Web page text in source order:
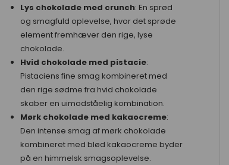
Lys chokolade med crunch: En sprød
og smagfuld oplevelse, hvor det sprøde
element fremhæver den rige, lyse
chokolade.
Hvid chokolade med pistacie:
Pistaciens fine smag kombineret med
den rige sødme fra hvid chokolade
skaber en uimodståelig kombination.
Mørk chokolade med kakaocreme:
Den intense smag af mørk chokolade
kombineret med blød kakaocreme byder
på en himmelsk smagsoplevelse.